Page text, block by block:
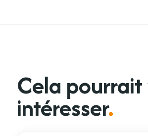
Cela pourrait
intéresser.